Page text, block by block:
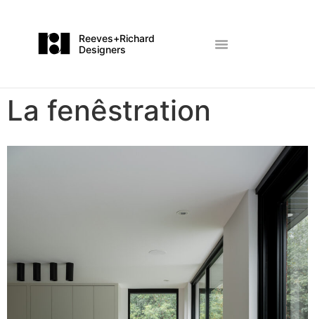
Reeves+Richard
Designers
La fenêstration